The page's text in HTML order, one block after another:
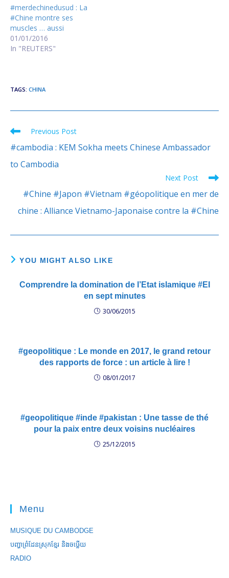
#merdechinedusud : La
#Chine montre ses
muscles … aussi
01/01/2016
In "REUTERS"
TAGS: CHINA
Read
more
Previous Post
#cambodia : KEM Sokha meets Chinese Ambassador
to Cambodia
Next Post
#Chine #Japon #Vietnam #géopolitique en mer de
chine : Alliance Vietnamo-Japonaise contre la #Chine
YOU MIGHT ALSO LIKE
Comprendre la domination de l’Etat islamique #EI
en sept minutes
30/06/2015
#geopolitique : Le monde en 2017, le grand retour
des rapports de force : un article à lire !
08/01/2017
#geopolitique #inde #pakistan : Une tasse de thé
pour la paix entre deux voisins nucléaires
25/12/2015
Menu
MUSIQUE DU CAMBODGE
បញ្ហាព្រំដែនស្រុកខ្មែរ និងចឞ្លើយ
RADIO